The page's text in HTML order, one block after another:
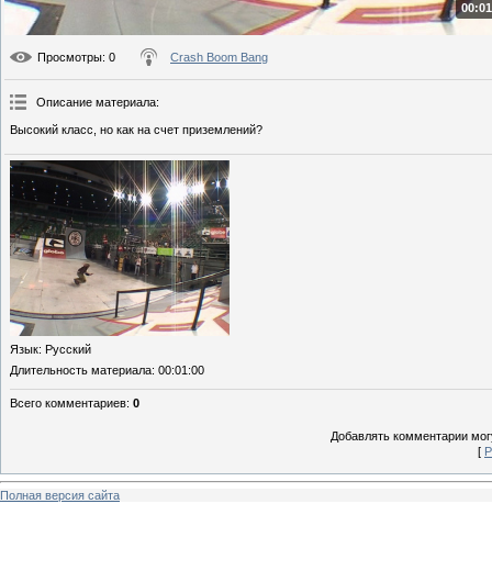
Просмотры: 0 Crash Boom Bang
Описание материала:
Высокий класс, но как на счет приземлений?
Язык: Русский
Длительность материала: 00:01:00
Всего комментариев: 0
Добавлять комментарии
[
Полная версия сайта